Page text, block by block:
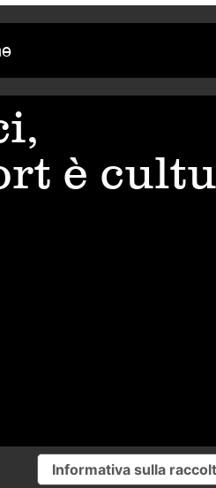
è
Informativa sulla